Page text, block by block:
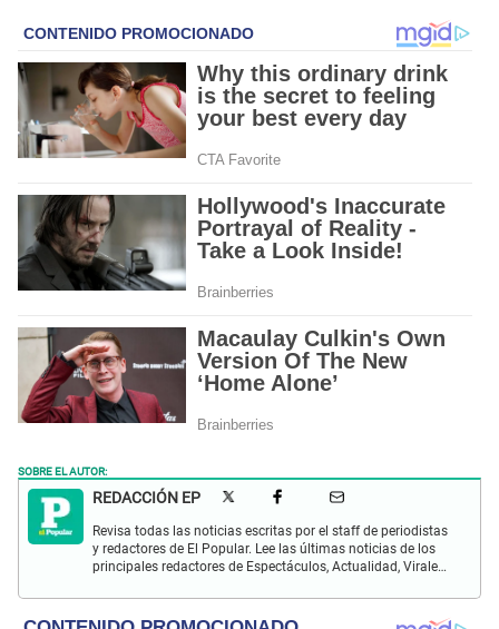
SOBRE EL AUTOR:
REDACCIÓN EP
Revisa todas las noticias escritas por el staff de periodistas
y redactores de El Popular. Lee las últimas noticias de los
principales redactores de Espectáculos, Actualidad, Virales,